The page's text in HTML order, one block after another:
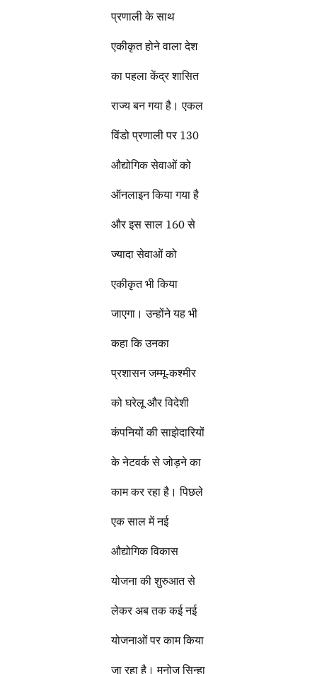
प्रणाली के साथ
एकीकृत होने वाला देश
का पहला केंद्र शासित
राज्य बन गया है। एकल
विंडो प्रणाली पर 130
औद्योगिक सेवाओं को
ऑनलाइन किया गया है
और इस साल 160 से
ज्यादा सेवाओं को
एकीकृत भी किया
जाएगा। उन्होंने यह भी
कहा कि उनका
प्रशासन जम्मू-कश्मीर
को घरेलू और विदेशी
कंपनियों की साझेदारियों
के नेटवर्क से जोड़ने का
काम कर रहा है। पिछले
एक साल में नई
औद्योगिक विकास
योजना की शुरुआत से
लेकर अब तक कई नई
योजनाओं पर काम किया
जा रहा है। मनोज सिन्हा